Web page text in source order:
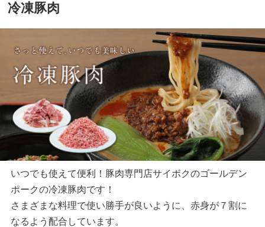
冷凍豚肉
いつでも使えて便利！豚肉専門店サイボクのゴールデン
ポークの冷凍豚肉です！
さまざまな料理で使い勝手が良いように、赤身が７割に
なるよう配合しています。